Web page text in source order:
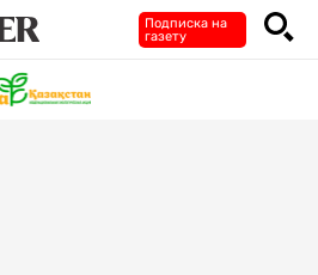
Подписка на
газету